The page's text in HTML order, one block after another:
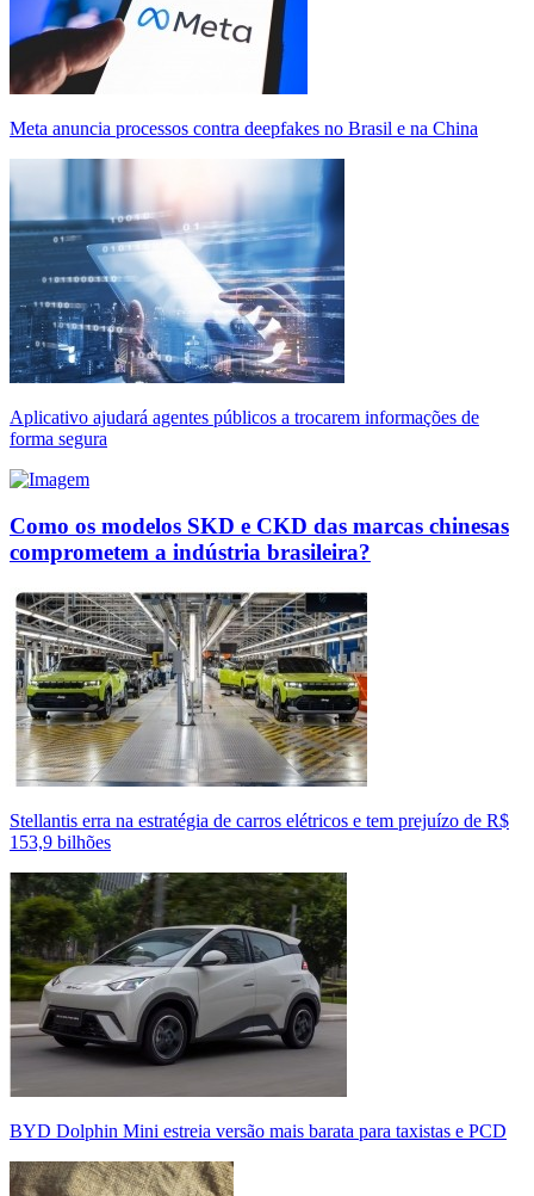
Meta anuncia processos contra deepfakes no Brasil e na China
Aplicativo ajudará agentes públicos a trocarem informações de
forma segura
Como os modelos SKD e CKD das marcas chinesas
comprometem a indústria brasileira?
Stellantis erra na estratégia de carros elétricos e tem prejuízo de R$
153,9 bilhões
BYD Dolphin Mini estreia versão mais barata para taxistas e PCD